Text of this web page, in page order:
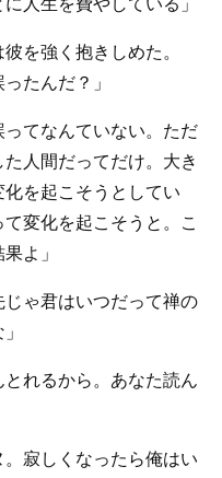
を強く抱きしめた。
たんだ？」
ってなんていない。ただ
人間だってだけ。大き
を起こそうとしてい
変化を起こそうと。こ
よ」
じゃ君はいつだって禅の
とれるから。あなた読ん
寂しくなったら俺はい